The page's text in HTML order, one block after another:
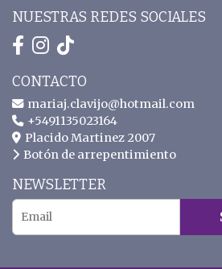
NUESTRAS REDES SOCIALES
CONTACTO
mariaj.clavijo@hotmail.com
+5491135023164
Placido Martinez 2007
Botón de arrepentimiento
NEWSLETTER